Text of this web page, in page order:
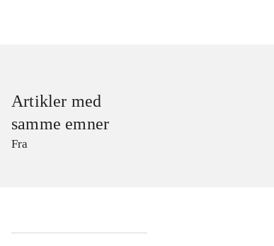
Artikler med
samme emner
Fra